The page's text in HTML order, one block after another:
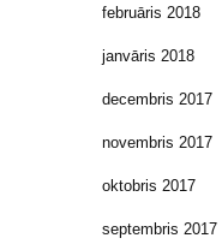
februāris 2018
janvāris 2018
decembris 2017
novembris 2017
oktobris 2017
septembris 2017